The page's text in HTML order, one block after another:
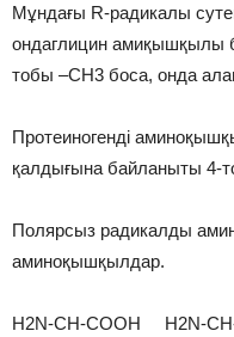
Мұндағы R-радикалы
ондаглицин амиқышқылы
тобы –СН3 боса, онда
Протеиногенді
қалдығына байланыты 4-
Полярсыз радикалды
аминоқышқылдар.
H2N-CH-COOH